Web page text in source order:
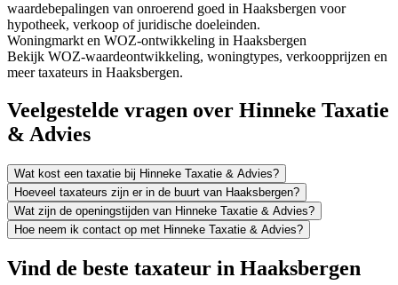
waardebepalingen van onroerend goed in Haaksbergen voor
hypotheek, verkoop of juridische doeleinden.
Woningmarkt en WOZ-ontwikkeling in Haaksbergen
Bekijk WOZ-waardeontwikkeling, woningtypes, verkoopprijzen en
meer taxateurs in Haaksbergen.
Veelgestelde vragen over Hinneke Taxatie
& Advies
Wat kost een taxatie bij Hinneke Taxatie & Advies?
Hoeveel taxateurs zijn er in de buurt van Haaksbergen?
Wat zijn de openingstijden van Hinneke Taxatie & Advies?
Hoe neem ik contact op met Hinneke Taxatie & Advies?
Vind de beste taxateur in Haaksbergen